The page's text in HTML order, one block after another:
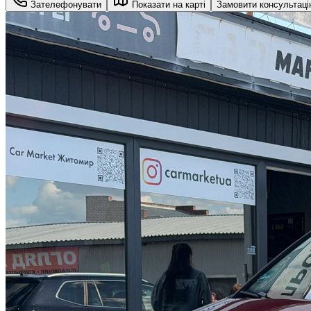
Зателефонувати Показати на карті Замовити